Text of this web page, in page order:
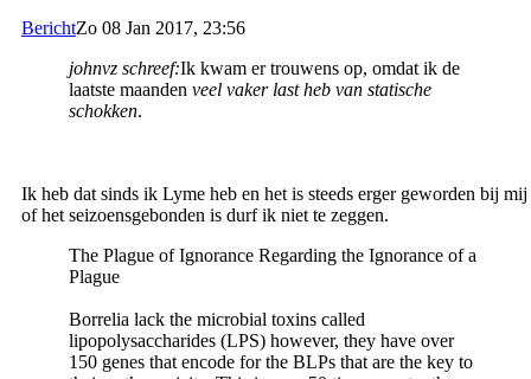
BerichtZo 08 Jan 2017, 23:56
johnvz schreef:Ik kwam er trouwens op, omdat ik de
laatste maanden veel vaker last heb van statische
schokken.
Ik heb dat sinds ik Lyme heb en het is steeds erger geworden bij mij
of het seizoensgebonden is durf ik niet te zeggen.
The Plague of Ignorance Regarding the Ignorance of a
Plague
Borrelia lack the microbial toxins called
lipopolysaccharides (LPS) however, they have over
150 genes that encode for the BLPs that are the key to